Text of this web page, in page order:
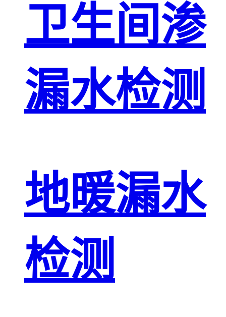
卫生间渗
漏水检测
地暖漏水
检测